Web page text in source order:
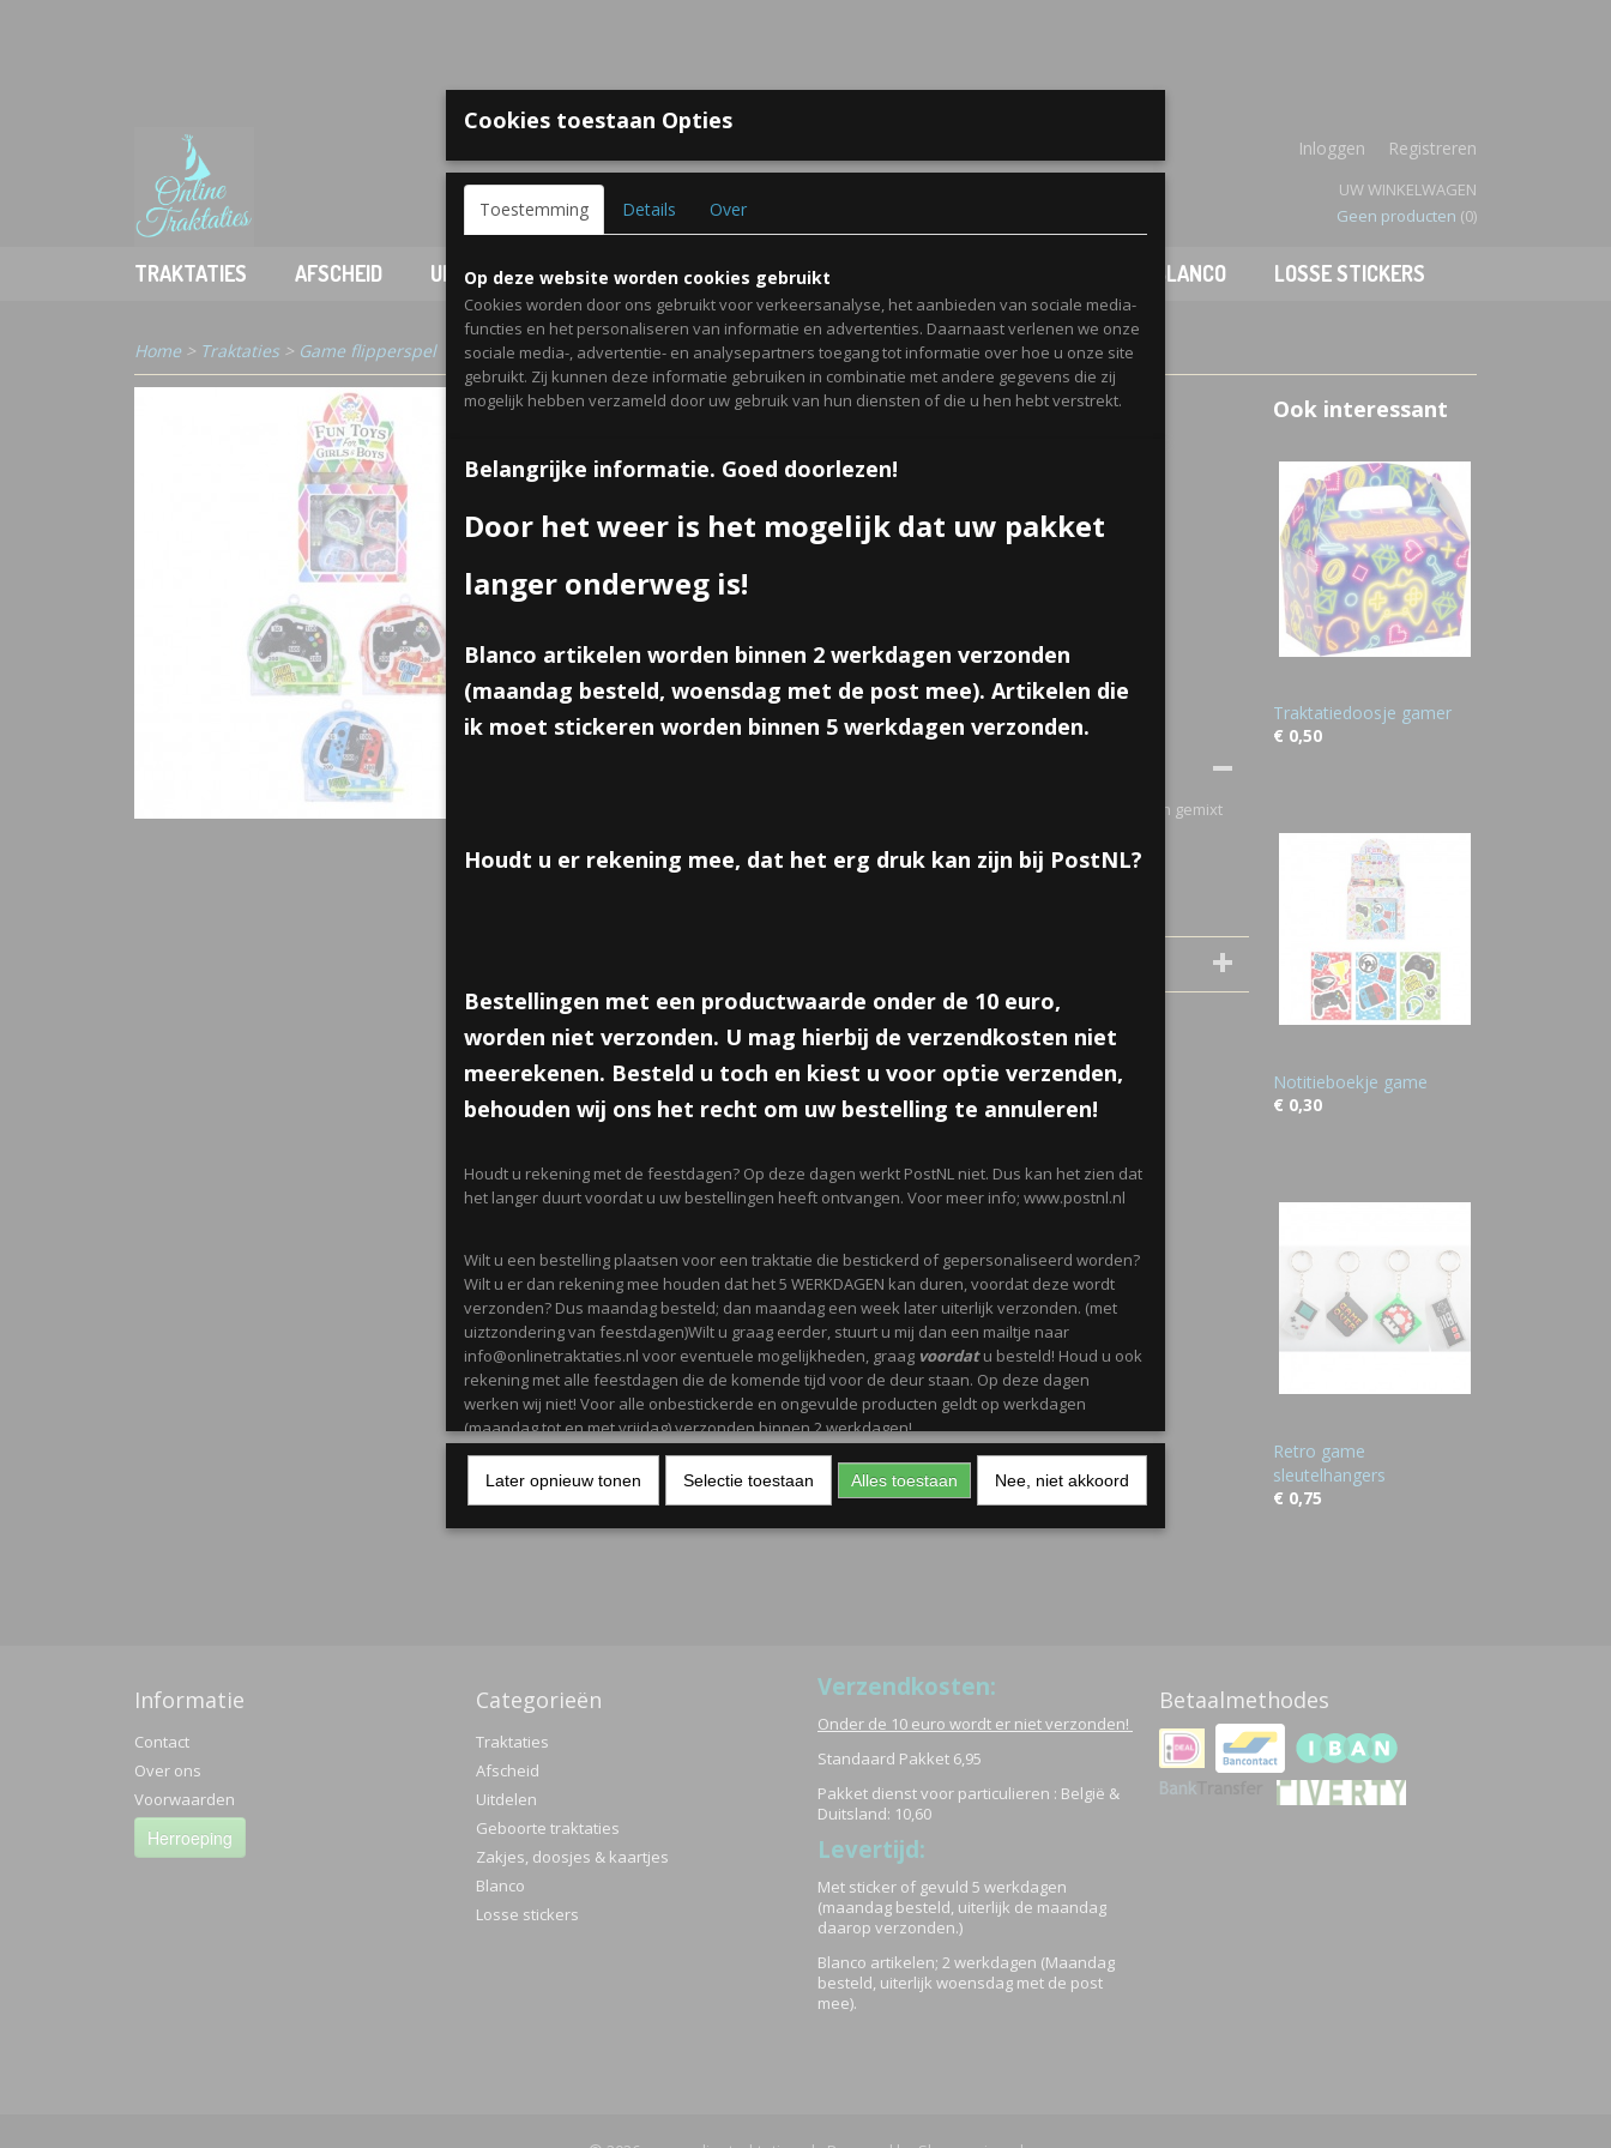
Inloggen Registreren
UW WINKELWAGEN
Geen producten (0)
TRAKTATIES AFSCHEID UITDELEN GEBOORTE TRAKTATIES ZAKJES, DOOSJES & KAARTJES BLANCO LOSSE STICKERS
Home > Traktaties > Game flipperspel
Game flipperspel
€ 0,30 per stuk
✓Op voorraad- Levertijd 2 werkdagen
Aantal
IN WINKELWAGEN
Leuke flipperspelletjes in thema gamen. in 3 verschillende uitvoeringen, worden gemixt
Save
Ook interessant
Traktatiedoosje gamer
€ 0,50
Notitieboekje game
€ 0,30
Retro game
sleutelhangers
€ 0,75
Informatie
Contact
Over ons
Voorwaarden
Herroeping
Categorieën
Traktaties
Afscheid
Uitdelen
Geboorte traktaties
Zakjes, doosjes & kaartjes
Blanco
Losse stickers
Verzendkosten:
Onder de 10 euro wordt er niet verzonden!
Standaard Pakket 6,95
Pakket dienst voor particulieren : België &
Duitsland: 10,60
Levertijd:
Met sticker of gevuld 5 werkdagen
(maandag besteld, uiterlijk de maandag
daarop verzonden.)
Blanco artikelen; 2 werkdagen (Maandag
besteld, uiterlijk woensdag met de post
mee).
Betaalmethodes
Cookies toestaan Opties
Toestemming Details Over
Op deze website worden cookies gebruikt
Cookies worden door ons gebruikt voor verkeersanalyse, het aanbieden van sociale media-
functies en het personaliseren van informatie en advertenties. Daarnaast verlenen we onze
sociale media-, advertentie- en analysepartners toegang tot informatie over hoe u onze site
gebruikt. Zij kunnen deze informatie gebruiken in combinatie met andere gegevens die zij
mogelijk hebben verzameld door uw gebruik van hun diensten of die u hen hebt verstrekt.
Belangrijke informatie. Goed doorlezen!
Door het weer is het mogelijk dat uw pakket
langer onderweg is!
Blanco artikelen worden binnen 2 werkdagen verzonden
(maandag besteld, woensdag met de post mee). Artikelen die
ik moet stickeren worden binnen 5 werkdagen verzonden.
Houdt u er rekening mee, dat het erg druk kan zijn bij PostNL?
Bestellingen met een productwaarde onder de 10 euro,
worden niet verzonden. U mag hierbij de verzendkosten niet
meerekenen. Besteld u toch en kiest u voor optie verzenden,
behouden wij ons het recht om uw bestelling te annuleren!
Houdt u rekening met de feestdagen? Op deze dagen werkt PostNL niet. Dus kan het zien dat
het langer duurt voordat u uw bestellingen heeft ontvangen. Voor meer info; www.postnl.nl
Wilt u een bestelling plaatsen voor een traktatie die bestickerd of gepersonaliseerd worden?
Wilt u er dan rekening mee houden dat het 5 WERKDAGEN kan duren, voordat deze wordt
verzonden? Dus maandag besteld; dan maandag een week later uiterlijk verzonden. (met
uiztzondering van feestdagen)Wilt u graag eerder, stuurt u mij dan een mailtje naar
info@onlinetraktaties.nl voor eventuele mogelijkheden, graag voordatu besteld! Houd u ook
rekening met alle feestdagen die de komende tijd voor de deur staan. Op deze dagen
werken wij niet! Voor alle onbestickerde en ongevulde producten geldt op werkdagen
(maandag tot en met vrijdag) verzonden binnen 2 werkdagen!
Producten die met vinyl bestickerd zijn; niet in de vaatwasser en geen afwasmiddel met
Daniella Smit,
Online Traktaties
Later opnieuw tonen Selectie toestaan Alles toestaan Nee, niet akkoord